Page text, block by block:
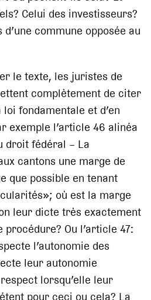
Celui des investisseurs?
commune opposée au
le texte, les juristes de
complètement de citer
fondamentale et d’en
exemple l’article 46 alinéa
droit fédéral – La
cantons une marge de
que possible en tenant
où est la marge
leur dicte très exactement
Ou l’article 47:
l’autonomie des
leur autonomie
lorsqu’elle leur
pour ceci ou cela? La